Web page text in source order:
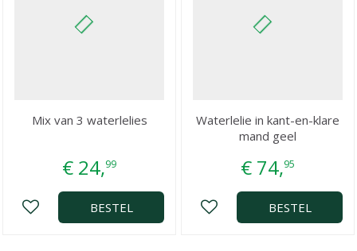
Mix van 3 waterlelies
€ 24,99
BESTEL
Waterlelie in kant-en-klare
mand geel
€ 74,95
BESTEL